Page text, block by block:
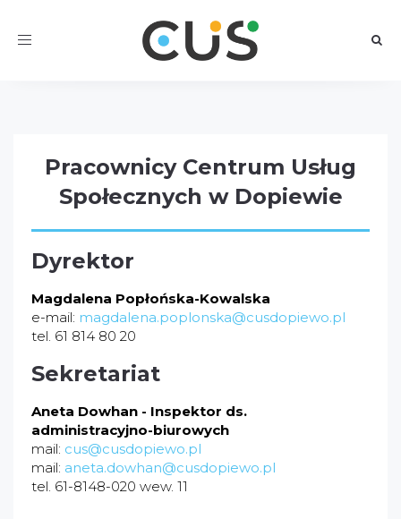
Toggle
Pracownicy Centrum Usług
Społecznych w Dopiewie
Dyrektor
Magdalena Popłońska-Kowalska
e-mail: magdalena.poplonska@cusdopiewo.pl
tel. 61 814 80 20
Sekretariat
Aneta Dowhan - Inspektor ds.
administracyjno-biurowych
mail: cus@cusdopiewo.pl
mail: aneta.dowhan@cusdopiewo.pl
tel. 61-8148-020 wew. 11